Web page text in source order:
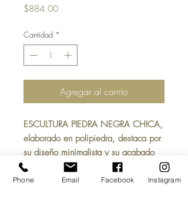
$884.00Precio
Cantidad *
Agregar al carrito
ESCULTURA PIEDRA NEGRA CHICA,
elaborado en polipiedra, destaca por
su diseño minimalista y su acabado
mate. Su estilo moderno la convierte
en una pieza perfecta para decorar
Phone Email Facebook Instagram